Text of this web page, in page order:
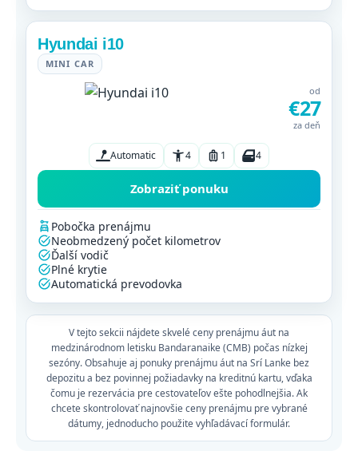
Hyundai i10
MINI CAR
od
€27
za deň
Automatic 4 1 4
Zobraziť ponuku
Pobočka prenájmu
Neobmedzený počet kilometrov
Ďalší vodič
Plné krytie
Automatická prevodovka
V tejto sekcii nájdete skvelé ceny prenájmu áut na
medzinárodnom letisku Bandaranaike (CMB) počas nízkej
sezóny. Obsahuje aj ponuky prenájmu áut na Srí Lanke bez
depozitu a bez povinnej požiadavky na kreditnú kartu, vďaka
čomu je rezervácia pre cestovateľov ešte pohodlnejšia. Ak
chcete skontrolovať najnovšie ceny prenájmu pre vybrané
dátumy, jednoducho použite vyhľadávací formulár.